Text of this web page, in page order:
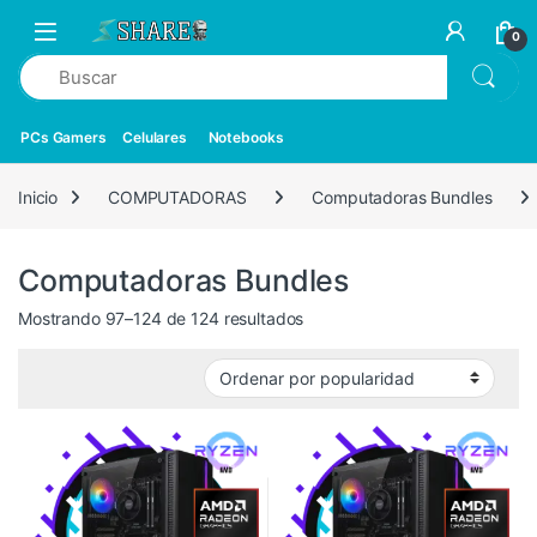
0
PCs Gamers Celulares Notebooks
Inicio COMPUTADORAS Computadoras Bundles
Computadoras Bundles
Mostrando 97–124 de 124 resultados